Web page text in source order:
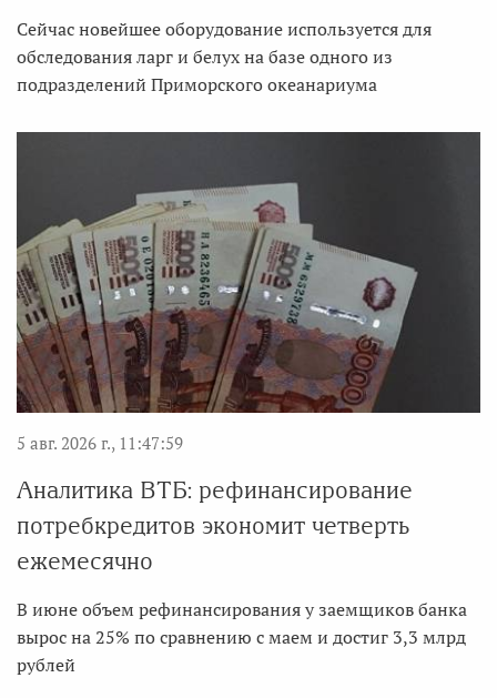
Сейчас новейшее оборудование используется для
обследования ларг и белух на базе одного из
подразделений Приморского океанариума
5 авг. 2026 г., 11:47:59
Аналитика ВТБ: рефинансирование
потребкредитов экономит четверть
ежемесячно
В июне объем рефинансирования у заемщиков банка
вырос на 25% по сравнению с маем и достиг 3,3 млрд
рублей